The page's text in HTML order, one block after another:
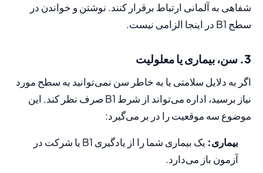
شفاهی به آلمانی ارتباط برقرار کنند. نوشتن و خواندن در
سطح B1 در اینجا الزامی نیست.
3. سن، بیماری یا معلولیت
اگر به دلایل سلامتی یا به خاطر سن نمی‌توانید به سطح مورد
نیاز برسید، اداره می‌تواند از شرط B1 صرف نظر کند. این
موضوع سه موقعیت را در بر می‌گیرد:
بیماری:
یک بیماری شما را از یادگیری B1 یا شرکت در
آزمون باز می‌دارد.